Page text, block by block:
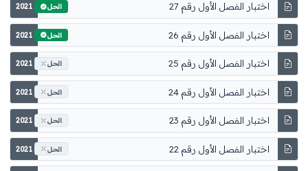
اختبار الفصل الأول رقم 27 2021 الحل
اختبار الفصل الأول رقم 26 2021 الحل
اختبار الفصل الأول رقم 25 2021 الحل
اختبار الفصل الأول رقم 24 2021 الحل
اختبار الفصل الأول رقم 23 2021 الحل
اختبار الفصل الأول رقم 22 2021 الحل